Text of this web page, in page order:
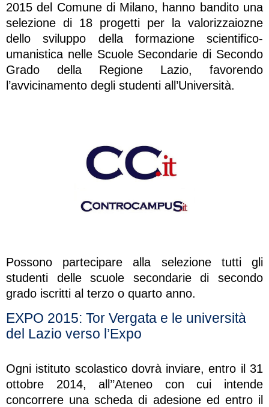
2015 del Comune di Milano, hanno bandito una
selezione di 18 progetti per la valorizzaiozne
dello sviluppo della formazione scientifico-
umanistica nelle Scuole Secondarie di Secondo
Grado della Regione Lazio, favorendo
l’avvicinamento degli studenti all’Università.
Possono partecipare alla selezione tutti gli
studenti delle scuole secondarie di secondo
grado iscritti al terzo o quarto anno.
EXPO 2015: Tor Vergata e le università
del Lazio verso l’Expo
Ogni istituto scolastico dovrà inviare, entro il 31
ottobre 2014, all’’Ateneo con cui intende
concorrere una scheda di adesione ed entro il